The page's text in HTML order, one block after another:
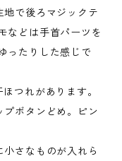
地で後ろマジックテ
などは手首パーツを
ったりした感じで
つれがあります。
プボタンどめ。ピン
さなものが入れら